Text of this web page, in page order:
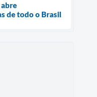
de todo o Brasil